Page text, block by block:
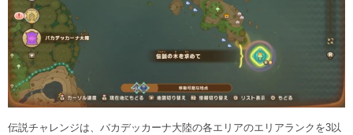
伝説チャレンジは、バカデッカーナ大陸の各エリアのエリアランクを3以